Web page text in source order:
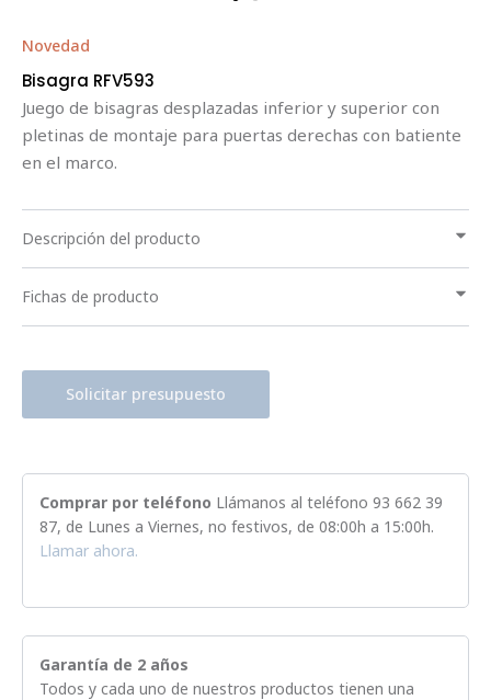
Novedad
Bisagra RFV593
Juego de bisagras desplazadas inferior y superior con
pletinas de montaje para puertas derechas con batiente
en el marco.
Descripción del producto
Fichas de producto
Solicitar presupuesto
Comprar por teléfono Llámanos al teléfono 93 662 39
87, de Lunes a Viernes, no festivos, de 08:00h a 15:00h.
Llamar ahora.
Garantía de 2 años
Todos y cada uno de nuestros productos tienen una